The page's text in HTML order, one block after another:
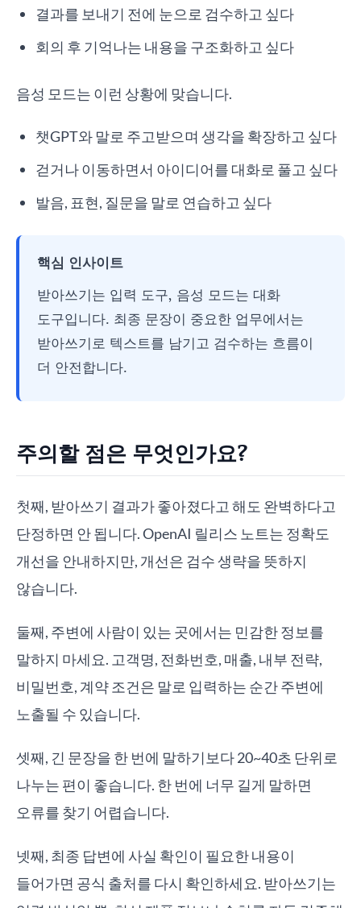
결과를 보내기 전에 눈으로 검수하고 싶다
회의 후 기억나는 내용을 구조화하고 싶다
음성 모드는 이런 상황에 맞습니다.
챗GPT와 말로 주고받으며 생각을 확장하고 싶다
걷거나 이동하면서 아이디어를 대화로 풀고 싶다
발음, 표현, 질문을 말로 연습하고 싶다
핵심 인사이트
받아쓰기는 입력 도구, 음성 모드는 대화
도구입니다. 최종 문장이 중요한 업무에서는
받아쓰기로 텍스트를 남기고 검수하는 흐름이
더 안전합니다.
주의할 점은 무엇인가요?
첫째, 받아쓰기 결과가 좋아졌다고 해도 완벽하다고
단정하면 안 됩니다. OpenAI 릴리스 노트는 정확도
개선을 안내하지만, 개선은 검수 생략을 뜻하지
않습니다.
둘째, 주변에 사람이 있는 곳에서는 민감한 정보를
말하지 마세요. 고객명, 전화번호, 매출, 내부 전략,
비밀번호, 계약 조건은 말로 입력하는 순간 주변에
노출될 수 있습니다.
셋째, 긴 문장을 한 번에 말하기보다 20~40초 단위로
나누는 편이 좋습니다. 한 번에 너무 길게 말하면
오류를 찾기 어렵습니다.
넷째, 최종 답변에 사실 확인이 필요한 내용이
들어가면 공식 출처를 다시 확인하세요. 받아쓰기는